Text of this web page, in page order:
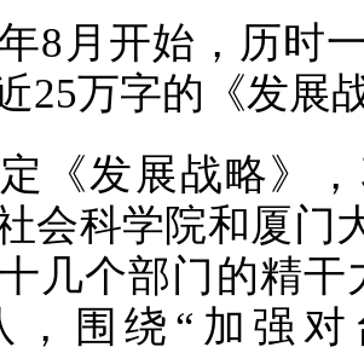
8月开始，历时
25万字的《发展
《发展战略》
会科学院和厦门
几个部门的精
，围绕“加强